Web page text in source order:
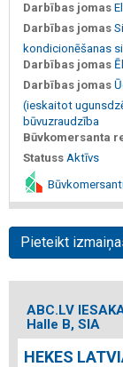
Darbības jomas
Darbības jomas
kondicionēšanas
Darbības jomas
Darbības jomas
(ieskaitot
būvuzraudzība
Būvkomersanta
Statuss Aktīvs
Pieteikt
ABC.LV
Halle B, SIA
HEKES